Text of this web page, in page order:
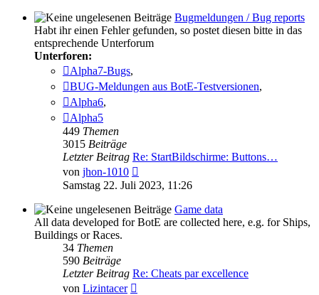
Bugmeldungen / Bug reports
Habt ihr einen Fehler gefunden, so postet diesen bitte in das
entsprechende Unterforum
Unterforen:
Alpha7-Bugs,
BUG-Meldungen aus BotE-Testversionen,
Alpha6,
Alpha5
449 Themen
3015 Beiträge
Letzter Beitrag Re: StartBildschirme: Buttons…
von jhon-1010
Beitrag
Samstag 22. Juli 2023, 11:26
Game data
All data developed for BotE are collected here, e.g. for Ships,
Buildings or Races.
34 Themen
590 Beiträge
Letzter Beitrag Re: Cheats par excellence
von Lizintacer